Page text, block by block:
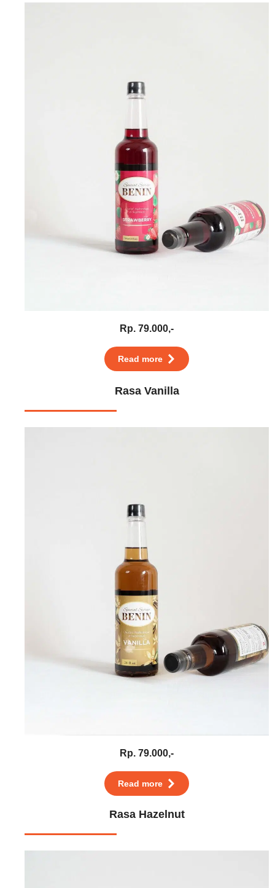
Rp. 79.000,-
Read more
Rasa Vanilla
Rp. 79.000,-
Read more
Rasa Hazelnut